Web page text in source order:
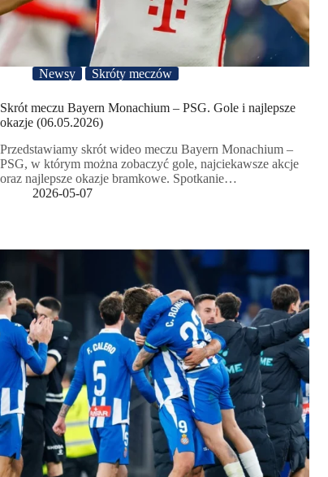
Newsy Skróty meczów
Skrót meczu Bayern Monachium – PSG. Gole i najlepsze
okazje (06.05.2026)
Przedstawiamy skrót wideo meczu Bayern Monachium –
PSG, w którym można zobaczyć gole, najciekawsze akcje
oraz najlepsze okazje bramkowe. Spotkanie…
2026-05-07